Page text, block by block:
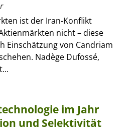
ist der Iran-Konflikt
nicht – diese
Einschätzung von Candriam
Nadège Dufossé,
im Jahr
und Selektivität